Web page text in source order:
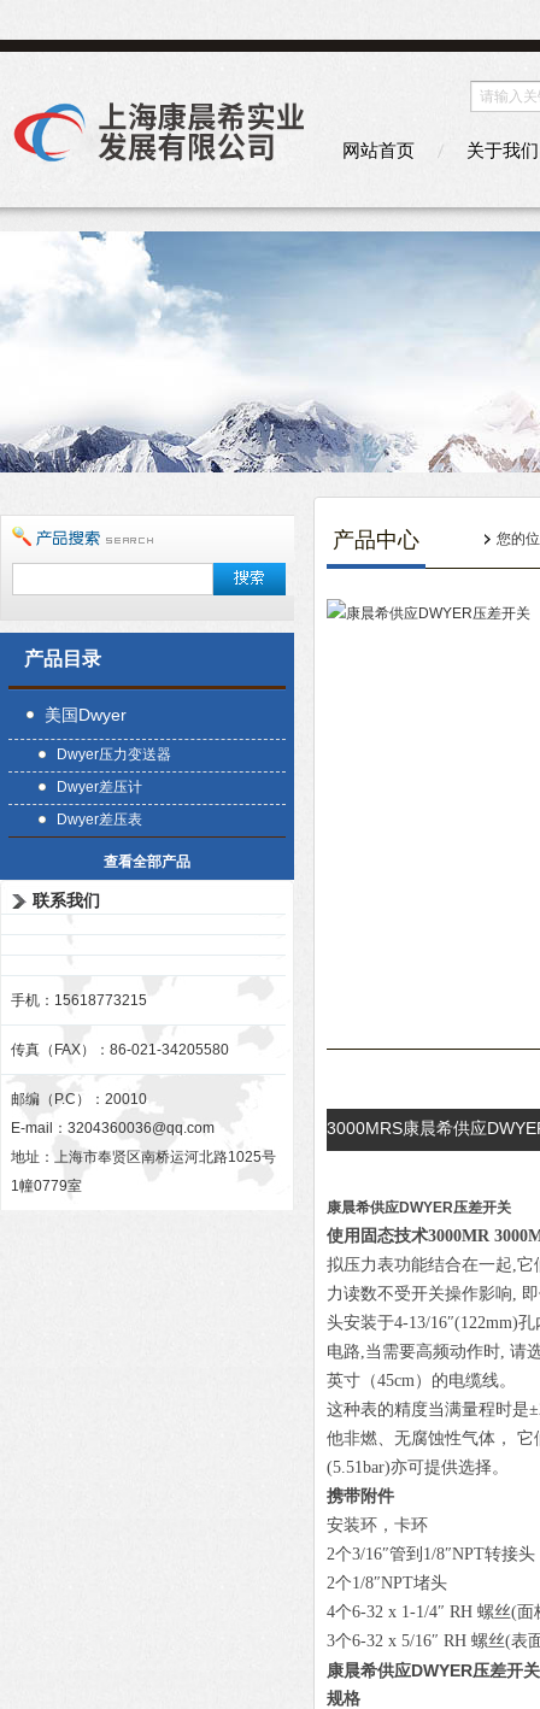
网站首页 关于我们
产品目录
美国Dwyer
Dwyer压力变送器
Dwyer差压计
Dwyer差压表
查看全部产品
联系我们
手机：15618773215
传真（FAX）：86-021-34205580
邮编（P.C）：20010
E-mail： 3204360036@qq.com
地址：上海市奉贤区南桥运河北路1025号
1幢0779室
产品中心 您的
3000MRS康晨希供应
康晨希供应DWYER压差开关
使用固态技术3000MR
拟压力表功能结合在一起,
力读数不受开关操作影响,
头安装于4-13/16″(122mm)
电路,当需要高频动作时, 请
英寸（45cm）的电缆线。
这种表的精度当满量程时是
他非燃、无腐蚀性气体， 它
(5.51bar)亦可提供选择。
携带附件
安装环，卡环
2个3/16″管到1/8″NPT转接头
2个1/8″NPT堵头
4个6-32 x 1-1/4″ RH 螺丝(面
3个6-32 x 5/16″ RH 螺丝(表
康晨希供应DWYER压差开关
规格